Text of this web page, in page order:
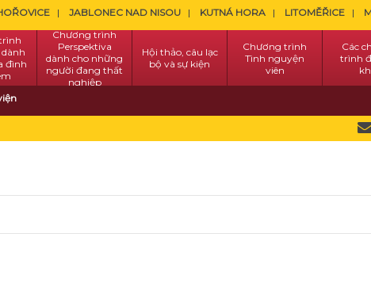
JABLONEC NAD NISOU KUTNÁ HORA LITOMĚŘICE
đình
Chương trình
Perspektiva
dành cho những
người đang thất
nghiệp
Hội thảo, câu lạc
bộ và sự kiện
Chương trình
Tình nguyện
viên
Các
trình